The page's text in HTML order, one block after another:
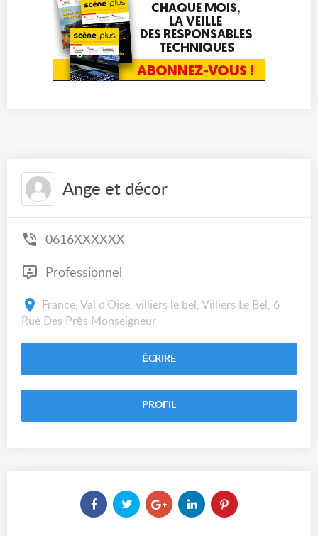
Ange et décor
0616XXXXXX
Professionnel
France, Val d'Oise, villiers le bel, Villiers Le Bel, 6
Rue Des Prés Monseigneur
ÉCRIRE
PROFIL